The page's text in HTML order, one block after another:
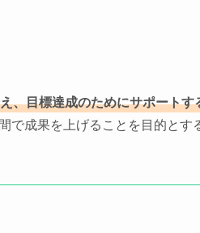
、目標達成のためにサポートす
成果を上げることを目的とす